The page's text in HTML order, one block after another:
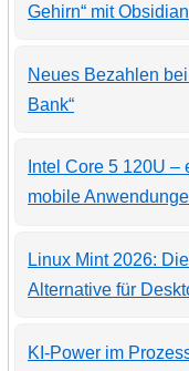
Gehirn“ mit Obsidian
Neues Bezahlen
Bank“
Intel Core 5 120U
mobile
Linux Mint 2026:
Alternative für
KI-Power im